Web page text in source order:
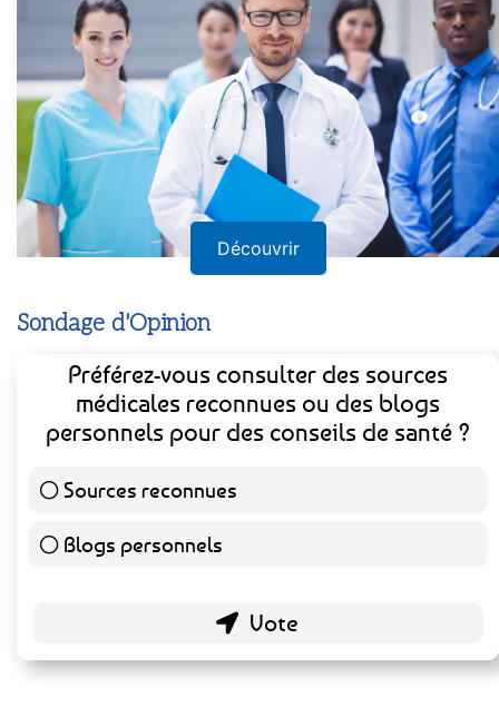
Découvrir
Sondage d'Opinion
Préférez-vous consulter des sources
médicales reconnues ou des blogs
personnels pour des conseils de santé ?
Sources reconnues
Blogs personnels